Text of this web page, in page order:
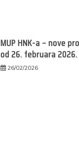
MUP HNK-a – nove
od 26. februara
26/02/2026